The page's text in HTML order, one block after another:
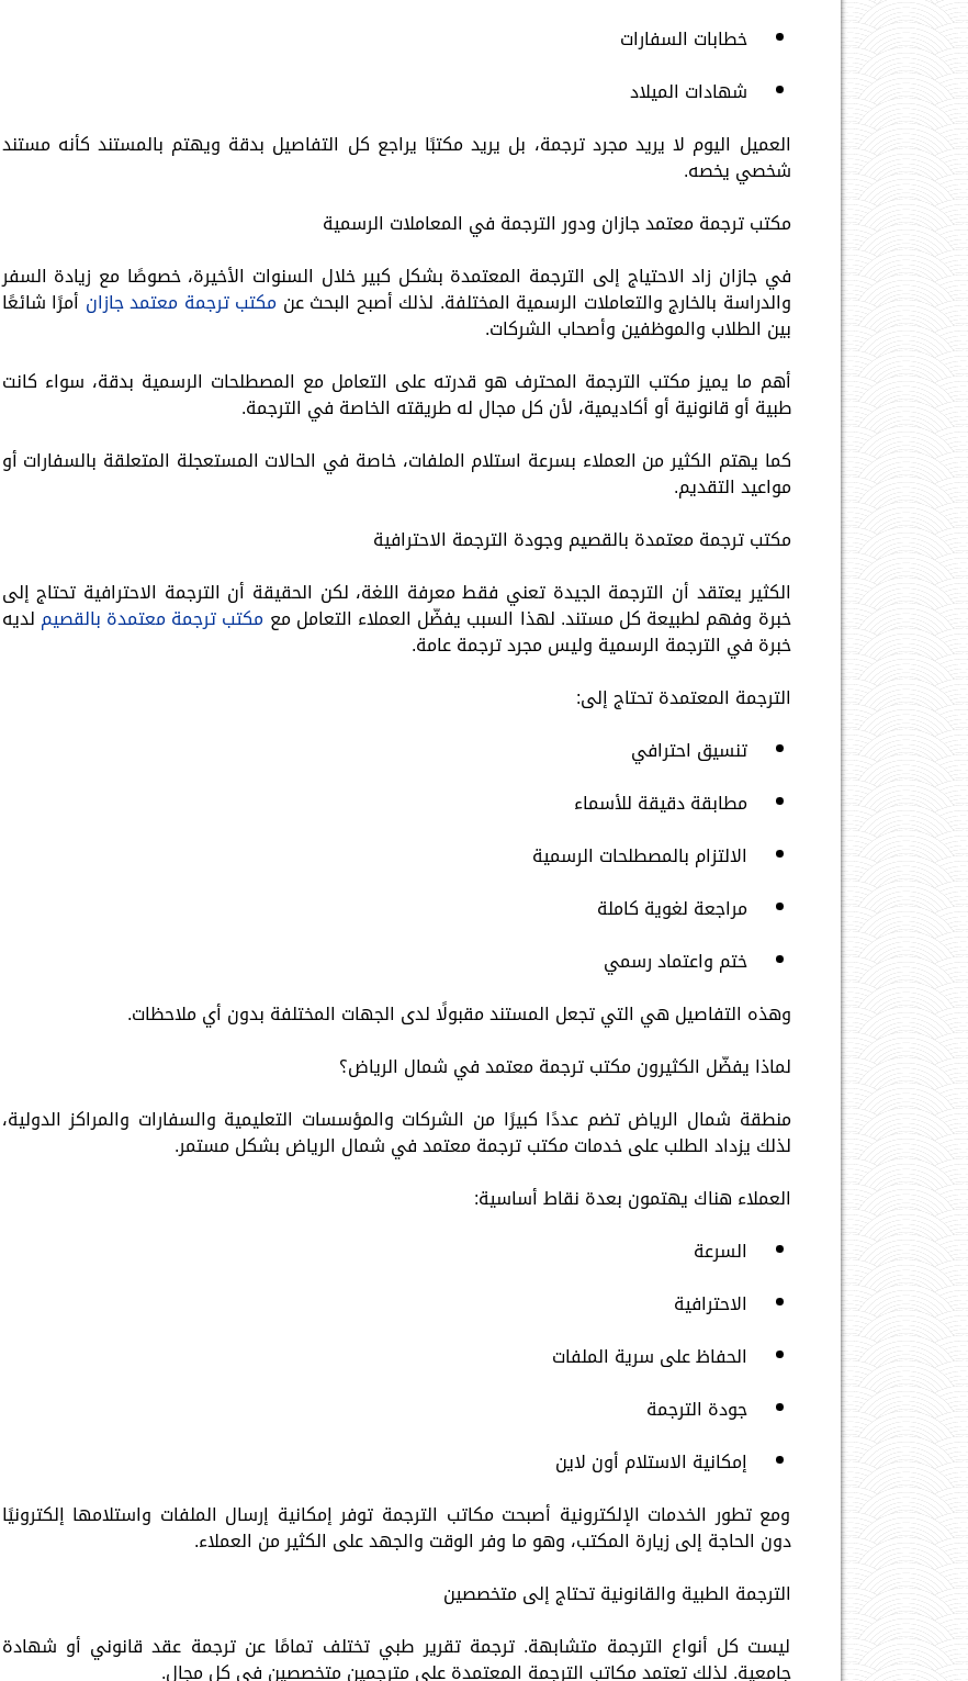
خطابات السفارات
شهادات الميلاد
العميل اليوم لا يريد مجرد ترجمة، بل يريد مكتبًا يراجع كل التفاصيل بدقة ويهتم بالمستند كأنه مستند
شخصي يخصه.
مكتب ترجمة معتمد جازان ودور الترجمة في المعاملات الرسمية
في جازان زاد الاحتياج إلى الترجمة المعتمدة بشكل كبير خلال السنوات الأخيرة، خصوصًا مع زيادة السفر
والدراسة بالخارج والتعاملات الرسمية المختلفة. لذلك أصبح البحث عن مكتب ترجمة معتمد جازان أمرًا شائعًا
بين الطلاب والموظفين وأصحاب الشركات.
أهم ما يميز مكتب الترجمة المحترف هو قدرته على التعامل مع المصطلحات الرسمية بدقة، سواء كانت
طبية أو قانونية أو أكاديمية، لأن كل مجال له طريقته الخاصة في الترجمة.
كما يهتم الكثير من العملاء بسرعة استلام الملفات، خاصة في الحالات المستعجلة المتعلقة بالسفارات أو
مواعيد التقديم.
مكتب ترجمة معتمدة بالقصيم وجودة الترجمة الاحترافية
الكثير يعتقد أن الترجمة الجيدة تعني فقط معرفة اللغة، لكن الحقيقة أن الترجمة الاحترافية تحتاج إلى
خبرة وفهم لطبيعة كل مستند. لهذا السبب يفضّل العملاء التعامل مع مكتب ترجمة معتمدة بالقصيم لديه
خبرة في الترجمة الرسمية وليس مجرد ترجمة عامة.
الترجمة المعتمدة تحتاج إلى:
تنسيق احترافي
مطابقة دقيقة للأسماء
الالتزام بالمصطلحات الرسمية
مراجعة لغوية كاملة
ختم واعتماد رسمي
وهذه التفاصيل هي التي تجعل المستند مقبولًا لدى الجهات المختلفة بدون أي ملاحظات.
لماذا يفضّل الكثيرون مكتب ترجمة معتمد في شمال الرياض؟
منطقة شمال الرياض تضم عددًا كبيرًا من الشركات والمؤسسات التعليمية والسفارات والمراكز الدولية،
لذلك يزداد الطلب على خدمات مكتب ترجمة معتمد في شمال الرياض بشكل مستمر.
العملاء هناك يهتمون بعدة نقاط أساسية:
السرعة
الاحترافية
الحفاظ على سرية الملفات
جودة الترجمة
إمكانية الاستلام أون لاين
ومع تطور الخدمات الإلكترونية أصبحت مكاتب الترجمة توفر إمكانية إرسال الملفات واستلامها إلكترونيًا
دون الحاجة إلى زيارة المكتب، وهو ما وفر الوقت والجهد على الكثير من العملاء.
الترجمة الطبية والقانونية تحتاج إلى متخصصين
ليست كل أنواع الترجمة متشابهة. ترجمة تقرير طبي تختلف تمامًا عن ترجمة عقد قانوني أو شهادة
جامعية. لذلك تعتمد مكاتب الترجمة المعتمدة على مترجمين متخصصين في كل مجال.